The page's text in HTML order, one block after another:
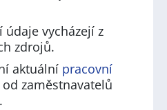
vycházejí z
zdrojů.
aktuální pracovní
od zaměstnavatelů